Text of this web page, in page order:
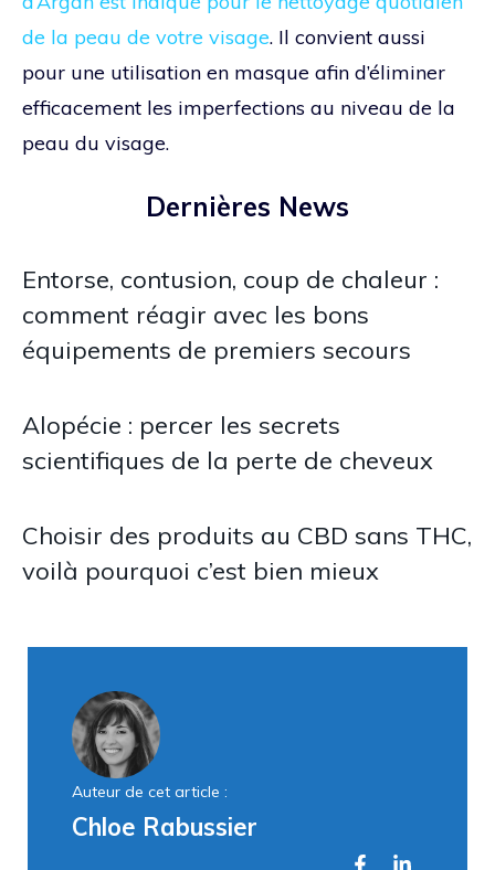
de la peau de votre visage. Il convient aussi
pour une utilisation en masque afin d’éliminer
efficacement les imperfections au niveau de la
peau du visage.
Dernières News
Entorse, contusion, coup de chaleur :
comment réagir avec les bons
équipements de premiers secours
Alopécie : percer les secrets
scientifiques de la perte de cheveux
Choisir des produits au CBD sans THC,
voilà pourquoi c’est bien mieux
Auteur de cet article :
Chloe Rabussier